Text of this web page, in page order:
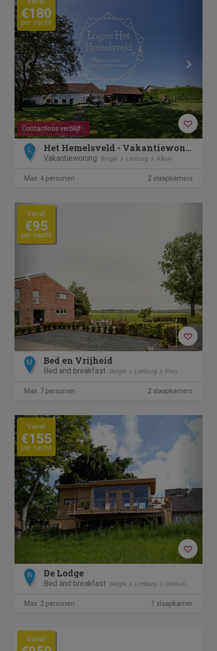
Contactloos verblijf
€180
per nacht
L Het Hemelsveld - Vakantiewoning De Paardenstallen
Vakantiewoning België Limburg Alken
Max. 4 personen 2 slaapkamers
Previous
Vanaf
€95
per nacht
M Bed en Vrijheid
Bed and breakfast België Limburg Peer
Max. 7 personen 2 slaapkamers
Previous Next
Vanaf
€155
per nacht
N De Lodge
Bed and breakfast België Limburg Grote-Spouwen
Max. 2 personen 1 slaapkamer
Vanaf